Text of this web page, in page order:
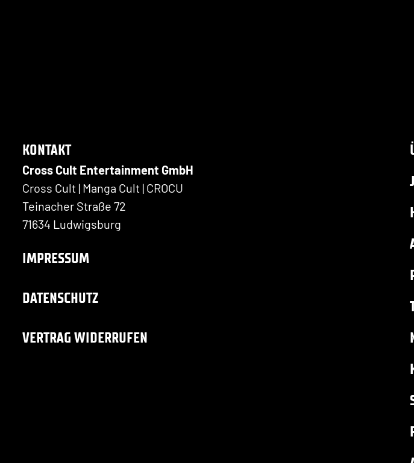
KONTAKT
Cross Cult Entertainment GmbH
Cross Cult | Manga Cult | CROCU
Teinacher Straße 72
71634 Ludwigsburg
IMPRESSUM
DATENSCHUTZ
VERTRAG WIDERRUFEN